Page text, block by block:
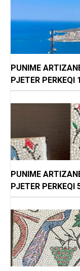
PUNIME
PJETER PERKEQI
PUNIME
PJETER PERKEQI